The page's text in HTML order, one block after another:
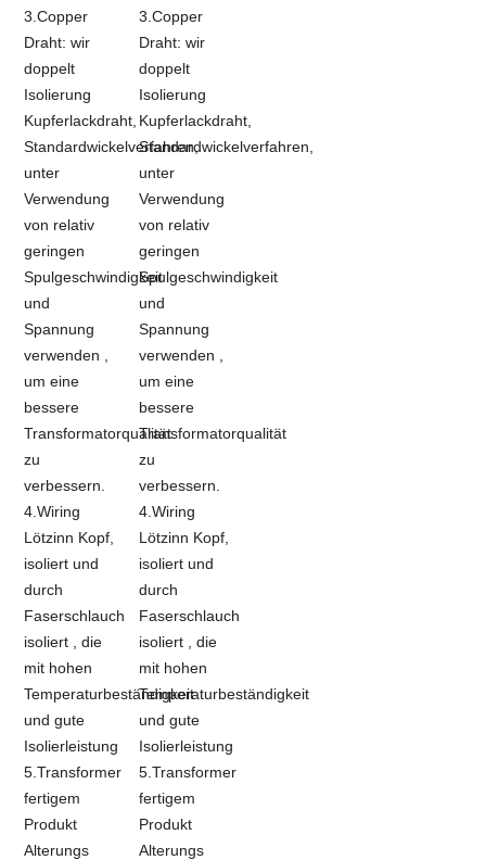
3.Copper
Draht: wir
doppelt
Isolierung
Kupferlackdraht,
Standardwickelverfahren,
unter
Verwendung
von relativ
geringen
Spulgeschwindigkeit
und
Spannung
verwenden ,
um eine
bessere
Transformatorqualität
zu
verbessern.
4.Wiring
Lötzinn Kopf,
isoliert und
durch
Faserschlauch
isoliert , die
mit hohen
Temperaturbeständigkeit
und gute
Isolierleistung
5.Transformer
fertigem
Produkt
Alterungs
3.Copper
Draht: wir
doppelt
Isolierung
Kupferlackdraht,
Standardwickelverfahren,
unter
Verwendung
von relativ
geringen
Spulgeschwindigkeit
und
Spannung
verwenden ,
um eine
bessere
Transformatorqualität
zu
verbessern.
4.Wiring
Lötzinn Kopf,
isoliert und
durch
Faserschlauch
isoliert , die
mit hohen
Temperaturbeständigkeit
und gute
Isolierleistung
5.Transformer
fertigem
Produkt
Alterungs